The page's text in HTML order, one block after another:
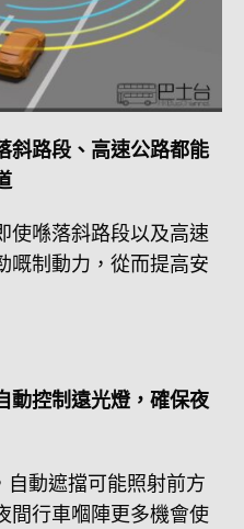
斜路段、高速公路都能
使喺落斜路段以及高速
嘅制動力，從而提高安
動控制遠光燈，確保夜
自動遮擋可能照射前方
間行車嗰陣更多機會使